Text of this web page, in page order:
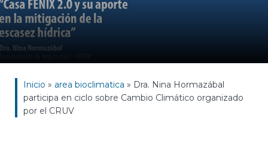
Inicio » area bioclimatica » Dra. Nina Hormazábal
participa en ciclo sobre Cambio Climático organizado
por el CRUV